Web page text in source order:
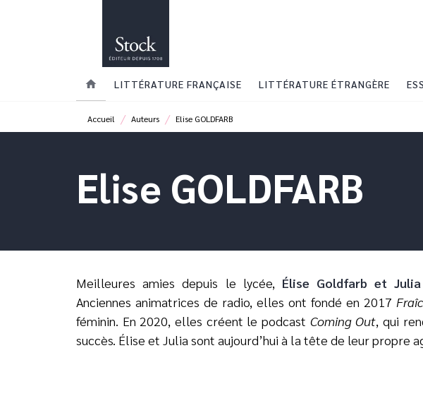
home LITTÉRATURE FRANÇAISE LITTÉRATURE ÉTRANGÈRE
Accueil / Auteurs / Elise GOLDFARB
Elise GOLDFARB
Meilleures amies depuis le lycée, Élise Goldfarb et
Anciennes animatrices de radio, elles ont fondé en 2017
féminin. En 2020, elles créent le podcast Coming Out, qui
succès. Élise et Julia sont aujourd’hui à la tête de leur propre